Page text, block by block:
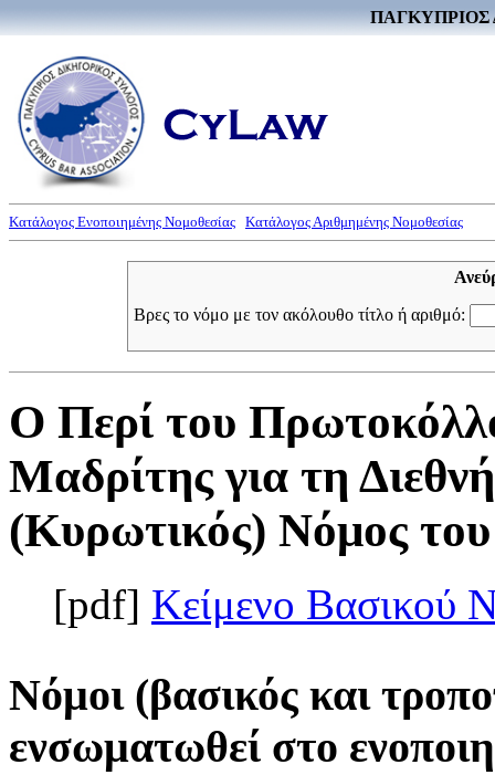
ΠΑΓΚΥΠΡΙΟΣ
Κατάλογος Ενοποιημένης Νομοθεσίας Κατάλογος Αριθμημένης Νομοθεσίας
Βρες το νόμο με τον ακόλουθο τίτλο ή αριθμό:
Ο Περί του
Μαδρίτης για τη
(Κυρωτικός) Νόμος
[pdf] Κείμενο Βασικού
Νόμοι (βασικός και
ενσωματωθεί στο